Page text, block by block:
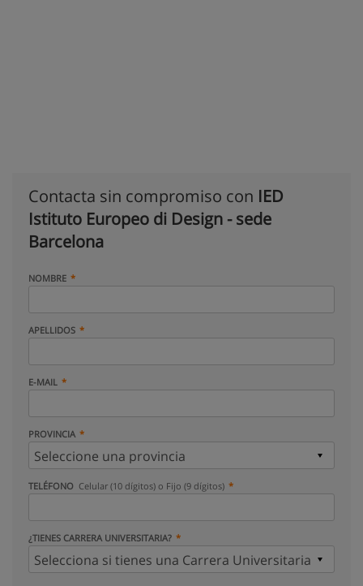
Contacta sin compromiso con IED
Istituto Europeo di Design - sede
Barcelona
NOMBRE
APELLIDOS
E-MAIL
PROVINCIA
TELÉFONO Celular (10 dígitos) o Fijo (9 dígitos)
¿TIENES CARRERA UNIVERSITARIA?